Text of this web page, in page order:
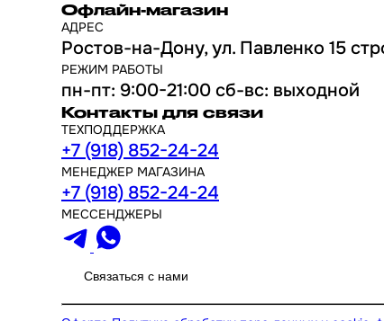
Офлайн-магазин
АДРЕС
Ростов-на-Дону, ул. Павленко 15
РЕЖИМ РАБОТЫ
пн-пт: 9:00-21:00 сб-вс: выходной
Контакты для связи
ТЕХПОДДЕРЖКА
+7 (918) 852-24-24
МЕНЕДЖЕР МАГАЗИНА
+7 (918) 852-24-24
МЕССЕНДЖЕРЫ
Связаться с нами